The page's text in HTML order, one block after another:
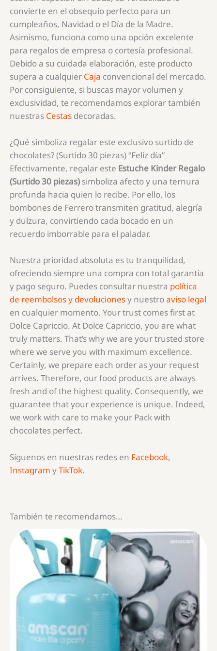
convierte en el obsequio perfecto para un
cumpleaños, Navidad o el Día de la Madre.
Asimismo, funciona como una opción excelente
para regalos de empresa o cortesía profesional.
Debido a su cuidada elaboración, este producto
supera a cualquier Caja convencional del mercado.
Por consiguiente, si buscas mayor volumen y
exclusividad, te recomendamos explorar también
nuestras Cestas decoradas.
¿Qué simboliza regalar este exclusivo surtido de
chocolates? (Surtido 30 piezas) “Feliz día”
Efectivamente, regalar este Estuche Kinder Regalo
(Surtido 30 piezas) simboliza afecto y una ternura
profunda hacia quien lo recibe. Por ello, los
bombones de Ferrero transmiten gratitud, alegría
y dulzura, convirtiendo cada bocado en un
recuerdo imborrable para el paladar.
Nuestra prioridad absoluta es tu tranquilidad,
ofreciendo siempre una compra con total garantía
y pago seguro. Puedes consultar nuestra política
de reembolsos y devolucionesy nuestroaviso legal
en cualquier momento. Your trust comes first at
Dolce Capriccio. At Dolce Capriccio, you are what
truly matters. That’s why we are your trusted store
where we serve you with maximum excellence.
Certainly, we prepare each order as your request
arrives. Therefore, our food products are always
fresh and of the highest quality. Consequently, we
guarantee that your experience is unique. Indeed,
we work with care to make your Pack with
chocolates perfect.
Síguenos en nuestras redes en Facebook,
Instagram yTikTok.
También te recomendamos…